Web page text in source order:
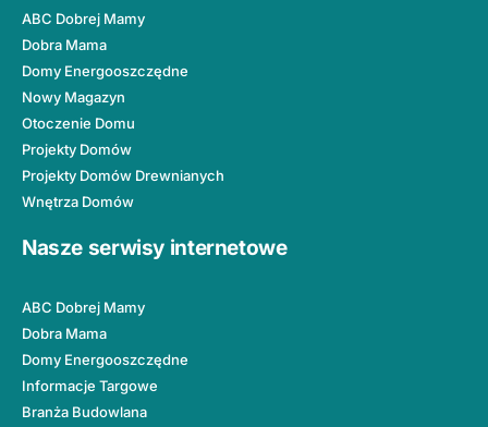
ABC Dobrej Mamy
Dobra Mama
Domy Energooszczędne
Nowy Magazyn
Otoczenie Domu
Projekty Domów
Projekty Domów Drewnianych
Wnętrza Domów
Nasze serwisy internetowe
ABC Dobrej Mamy
Dobra Mama
Domy Energooszczędne
Informacje Targowe
Branża Budowlana